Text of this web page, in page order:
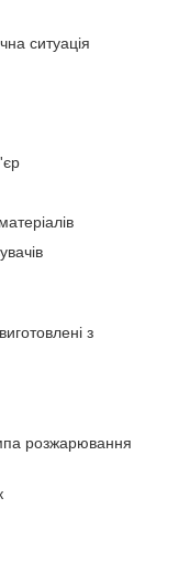
ситуація
з
розжарювання